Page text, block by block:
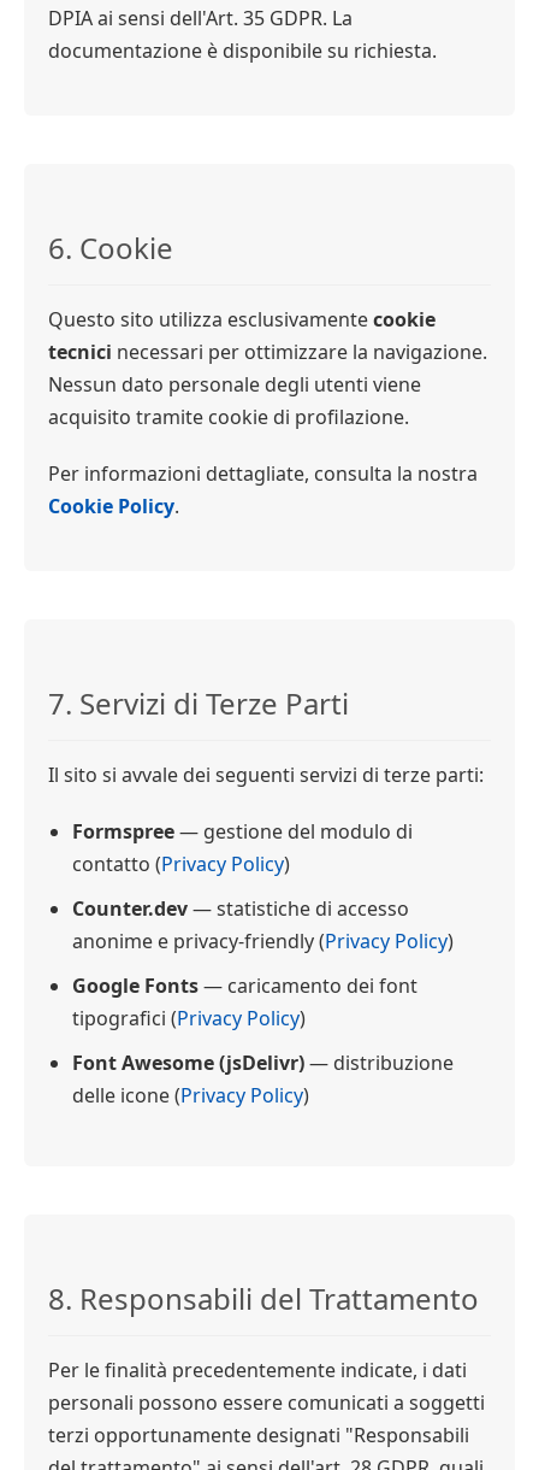
DPIA ai sensi dell'Art. 35 GDPR. La
documentazione è disponibile su richiesta.
6. Cookie
Questo sito utilizza esclusivamentecookie
tecnici necessari per ottimizzare la navigazione.
Nessun dato personale degli utenti viene
acquisito tramite cookie di profilazione.
Per informazioni dettagliate, consulta la nostra
Cookie Policy.
7. Servizi di Terze Parti
Il sito si avvale dei seguenti servizi di terze parti:
Formspree— gestione del modulo di
contatto (Privacy Policy)
Counter.dev— statistiche di accesso
anonime e privacy-friendly (Privacy Policy)
Google Fonts— caricamento dei font
tipografici (Privacy Policy)
Font Awesome (jsDelivr)— distribuzione
delle icone (Privacy Policy)
8. Responsabili del Trattamento
Per le finalità precedentemente indicate, i dati
personali possono essere comunicati a soggetti
terzi opportunamente designati "Responsabili